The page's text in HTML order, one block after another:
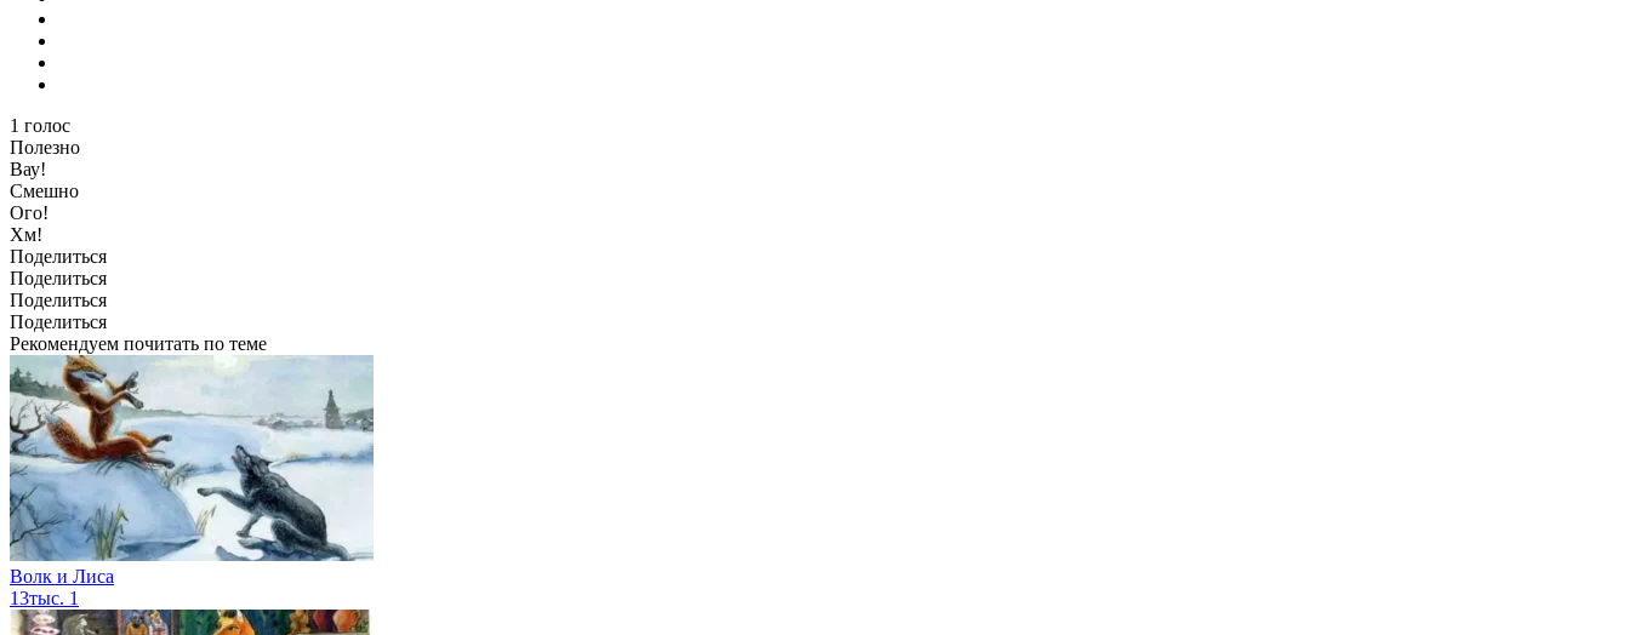
1 голос
Полезно
Вау!
Смешно
Ого!
Хм!
Поделиться
Поделиться
Поделиться
Поделиться
Рекомендуем почитать по теме
Волк и Лиса
13тыс. 1